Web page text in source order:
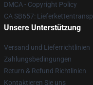
DMCA - Copyright Policy
CA SB657:
Unsere Unterstützung
Versand und Lieferrichtlinien
Zahlungsbedingungen
Return & Refund Richtlinien
Kontaktieren Sie uns